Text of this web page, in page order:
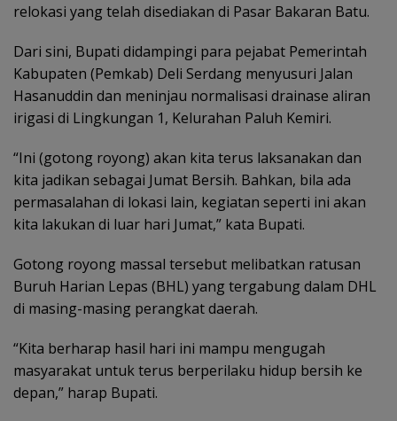
relokasi yang telah disediakan di Pasar Bakaran Batu.
Dari sini, Bupati didampingi para pejabat Pemerintah
Kabupaten (Pemkab) Deli Serdang menyusuri Jalan
Hasanuddin dan meninjau normalisasi drainase aliran
irigasi di Lingkungan 1, Kelurahan Paluh Kemiri.
“Ini (gotong royong) akan kita terus laksanakan dan
kita jadikan sebagai Jumat Bersih. Bahkan, bila ada
permasalahan di lokasi lain, kegiatan seperti ini akan
kita lakukan di luar hari Jumat,” kata Bupati.
Gotong royong massal tersebut melibatkan ratusan
Buruh Harian Lepas (BHL) yang tergabung dalam DHL
di masing-masing perangkat daerah.
“Kita berharap hasil hari ini mampu mengugah
masyarakat untuk terus berperilaku hidup bersih ke
depan,” harap Bupati.